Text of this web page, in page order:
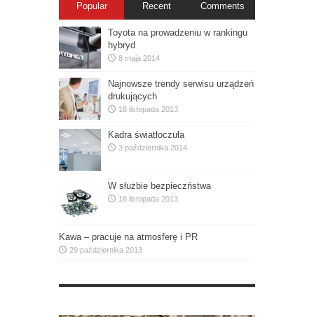
Popular Recent Comments
Toyota na prowadzeniu w rankingu
hybryd
8 maja 2014
Najnowsze trendy serwisu urządzeń
drukujących
18 listopada 2013
Kadra światłoczuła
3 października 2014
W służbie bezpieczństwa
18 listopada 2013
Kawa – pracuje na atmosferę i PR
29 października 2013